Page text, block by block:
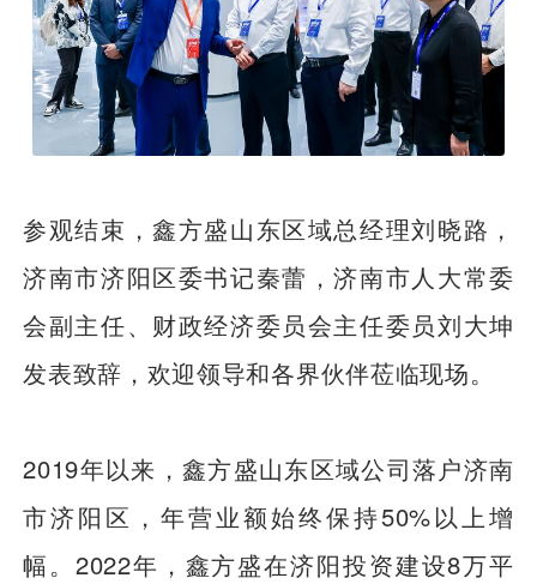
参观结束，鑫方盛山东区域总经理刘晓路，
济南市济阳区委书记秦蕾，济南市人大常委
会副主任、财政经济委员会主任委员刘大坤
发表致辞，欢迎领导和各界伙伴莅临现场。
2019年以来，鑫方盛山东区域公司落户济南
市济阳区，年营业额始终保持50%以上增
幅。2022年，鑫方盛在济阳投资建设8万平